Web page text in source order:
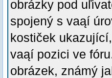
obrázky pod
spojený s vaąí
kostiček
vaąí pozici ve
obrázek, známý